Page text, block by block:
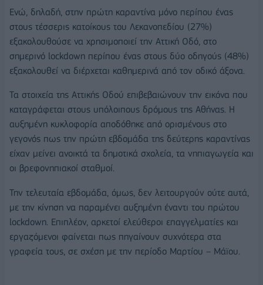
Ενώ, δηλαδή, στην πρώτη καραντίνα μόνο περίπου ένας
στους τέσσερις κατοίκους του Λεκανοπεδίου (27%)
εξακολουθούσε να χρησιμοποιεί την Αττική Οδό, στο
σημερινό lockdown περίπου ένας στους δύο οδηγούς (48%)
εξακολουθεί να διέρχεται καθημερινά από τον οδικό άξονα.
Τα στοιχεία της Αττικής Οδού επιβεβαιώνουν την εικόνα που
καταγράφεται στους υπόλοιπους δρόμους της Αθήνας. Η
αυξημένη κυκλοφορία αποδόθηκε από ορισμένους στο
γεγονός πως την πρώτη εβδομάδα της δεύτερης καραντίνας
είχαν μείνει ανοικτά τα δημοτικά σχολεία, τα νηπιαγωγεία και
οι βρεφονηπιακοί σταθμοί.
Την τελευταία εβδομάδα, όμως, δεν λειτουργούν ούτε αυτά,
με την κίνηση να παραμένει αυξημένη έναντι του πρώτου
lockdown. Επιπλέον, αρκετοί ελεύθεροι επαγγελματίες και
εργαζόμενοι φαίνεται πως πηγαίνουν συχνότερα στα
γραφεία τους, σε σχέση με την περίοδο Μαρτίου – Μάϊου.